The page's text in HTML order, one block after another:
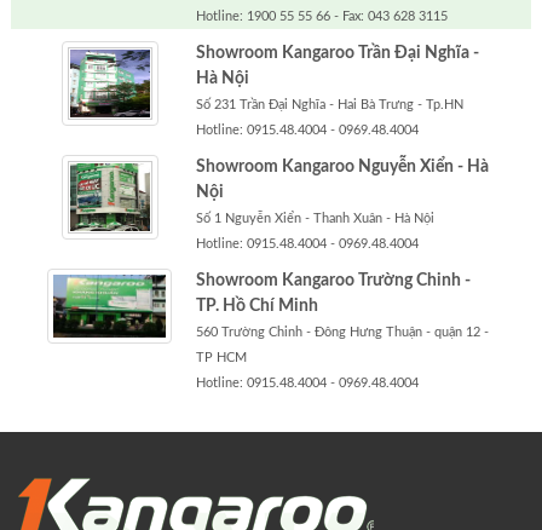
Hotline: 1900 55 55 66 - Fax: 043 628 3115
Showroom Kangaroo Trần Đại Nghĩa -
Hà Nội
Số 231 Trần Đại Nghĩa - Hai Bà Trưng - Tp.HN
Hotline: 0915.48.4004 - 0969.48.4004
Showroom Kangaroo Nguyễn Xiển - Hà
Nội
Số 1 Nguyễn Xiển - Thanh Xuân - Hà Nội
Hotline: 0915.48.4004 - 0969.48.4004
Showroom Kangaroo Trường Chinh -
TP. Hồ Chí Minh
560 Trường Chinh - Đông Hưng Thuận - quận 12 -
TP HCM
Hotline: 0915.48.4004 - 0969.48.4004